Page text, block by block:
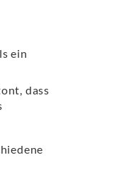
ein
dass